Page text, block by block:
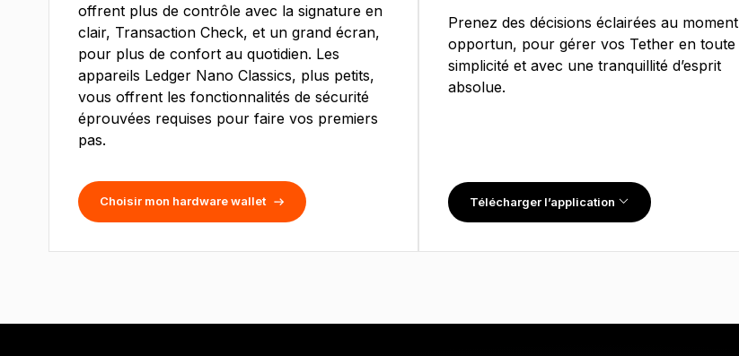
offrent plus de contrôle avec la signature en
clair, Transaction Check, et un grand écran,
pour plus de confort au quotidien. Les
appareils Ledger Nano Classics, plus petits,
vous offrent les fonctionnalités de sécurité
éprouvées requises pour faire vos premiers
pas.
Choisir mon hardware wallet
Prenez des décisions éclairées au moment
opportun, pour gérer vos Tether en toute
simplicité et avec une tranquillité d’esprit
absolue.
Télécharger l’application